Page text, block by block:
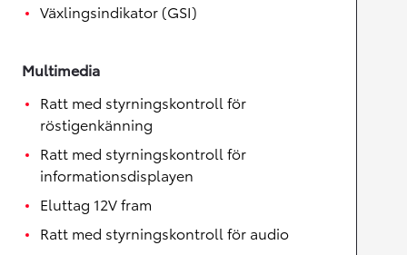
Växlingsindikator (GSI)
Multimedia
Ratt med styrningskontroll för
röstigenkänning
Ratt med styrningskontroll för
informationsdisplayen
Eluttag 12V fram
Ratt med styrningskontroll för audio